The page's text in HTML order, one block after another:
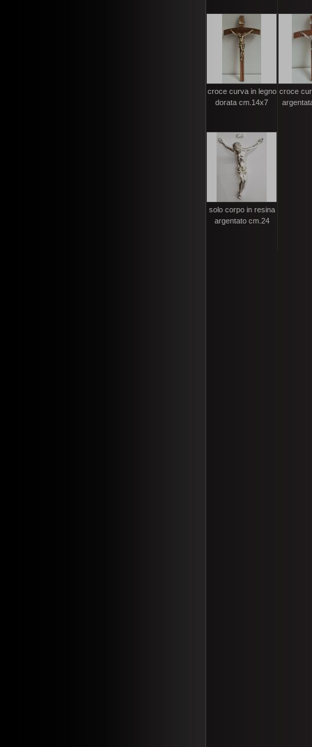
croce curva in legno
dorata cm.14x7
croce
solo corpo in resina
argentato cm.24